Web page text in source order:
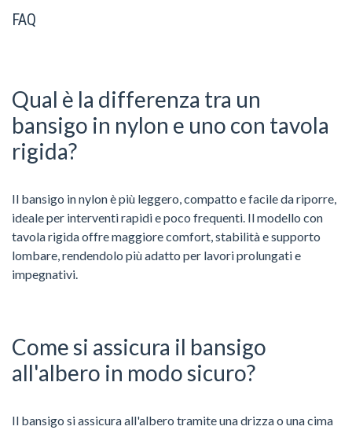
FAQ
Qual è la differenza tra un
bansigo in nylon e uno con tavola
rigida?
Il bansigo in nylon è più leggero, compatto e facile da riporre,
ideale per interventi rapidi e poco frequenti. Il modello con
tavola rigida offre maggiore comfort, stabilità e supporto
lombare, rendendolo più adatto per lavori prolungati e
impegnativi.
Come si assicura il bansigo
all'albero in modo sicuro?
Il bansigo si assicura all'albero tramite una drizza o una cima